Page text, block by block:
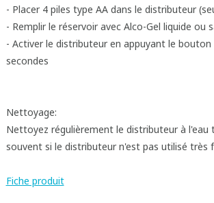
- Placer 4 piles type AA dans le distributeur
- Remplir le réservoir avec Alco-Gel liquide ou
- Activer le distributeur en appuyant le
secondes
Nettoyage:
Nettoyez régulièrement le distributeur à
souvent si le distributeur n'est pas utilisé très
Fiche produit